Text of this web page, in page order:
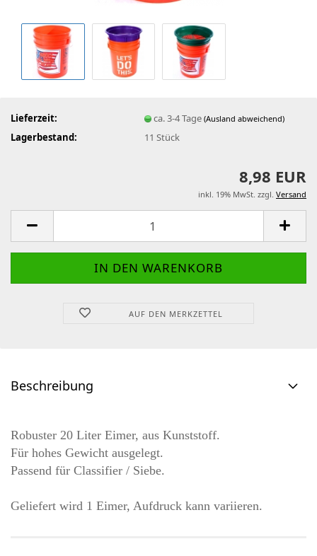
Lieferzeit: ca. 3-4 Tage(Ausland abweichend)
Lagerbestand: 11 Stück
8,98 EUR
inkl. 19% MwSt. zzgl. Versand
AUF DEN MERKZETTEL
Beschreibung
Robuster 20 Liter Eimer, aus Kunststoff.
Für hohes Gewicht ausgelegt.
Passend für Classifier / Siebe.
Geliefert wird 1 Eimer, Aufdruck kann variieren.